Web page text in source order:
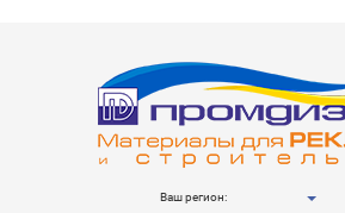
Ваш регион: